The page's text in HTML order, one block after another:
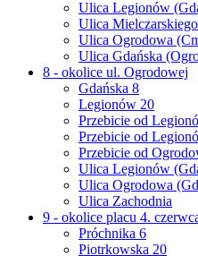
Ulica Legionów
Ulica Mielczarskiego
Ulica Ogrodowa
Ulica Gdańska
8 - okolice ul. Ogrodowej
Gdańska 8
Legionów 20
Przebicie od
Przebicie od
Przebicie od
Ulica Legionów
Ulica Ogrodowa
Ulica Zachodnia
9 - okolice placu 4.
Próchnika 6
Piotrkowska 20